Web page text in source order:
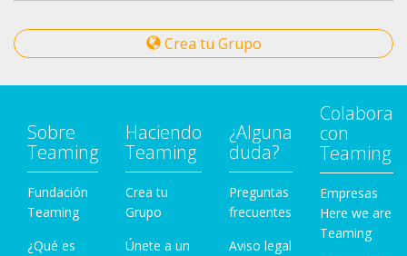
Crea tu Grupo
Sobre
Teaming
Fundación
Teaming
¿Qué es
Haciendo
Teaming
Crea tu
Grupo
Únete a un
¿Alguna
duda?
Preguntas
frecuentes
Aviso legal
Colabora
con
Teaming
Empresas
Here we are
Teaming